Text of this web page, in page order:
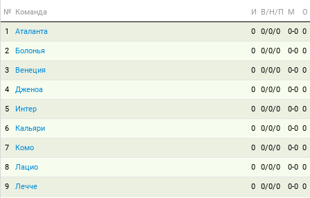
№ Команда И В/Н/П М О
1 Аталанта 0 0/0/0 0-0 0
2 Болонья 0 0/0/0 0-0 0
3 Венеция 0 0/0/0 0-0 0
4 Дженоа 0 0/0/0 0-0 0
5 Интер 0 0/0/0 0-0 0
6 Кальяри 0 0/0/0 0-0 0
7 Комо 0 0/0/0 0-0 0
8 Лацио 0 0/0/0 0-0 0
9 Лечче 0 0/0/0 0-0 0